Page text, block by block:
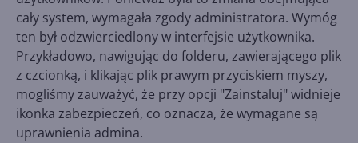
cały system, wymagała zgody administratora. Wymóg
ten był odzwierciedlony w interfejsie użytkownika.
Przykładowo, nawigując do folderu, zawierającego plik
z czcionką, i klikając plik prawym przyciskiem myszy,
mogliśmy zauważyć, że przy opcji "Zainstaluj" widnieje
ikonka zabezpieczeń, co oznacza, że wymagane są
uprawnienia admina.